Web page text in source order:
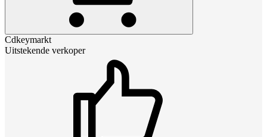
Cdkeymarkt
Uitstekende verkoper